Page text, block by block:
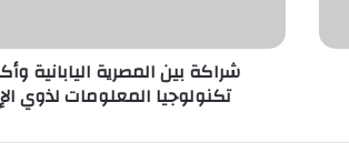
الإعاقة.
شراكة بين المصرية اليابانية
تكنولوجيا المعلومات لذوي